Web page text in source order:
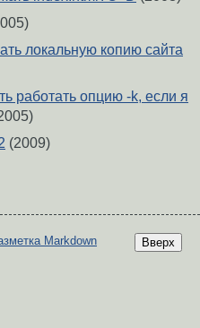
локальную копию сайта
работать опцию -k, если я
(2009)
Вверх
Markdown